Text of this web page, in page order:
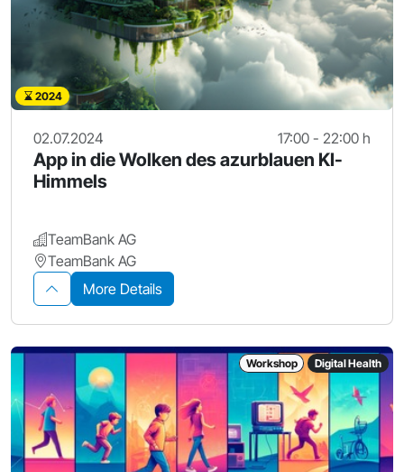
2024
02.07.2024 17:00 - 22:00 h
App in die Wolken des azurblauen KI-
Himmels
TeamBank AG
TeamBank AG
More Details
Workshop Digital Health